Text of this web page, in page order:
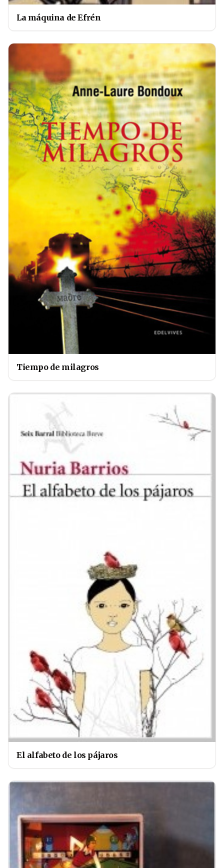
La máquina de Efrén
Tiempo de milagros
El alfabeto de los pájaros